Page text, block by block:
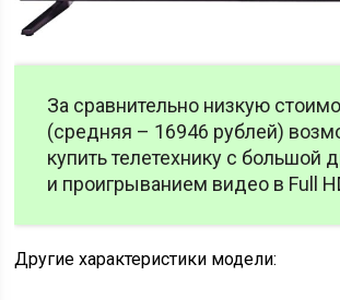
За сравнительно низкую
(средняя – 16946 рублей)
купить телетехнику с большой
и проигрыванием видео в Full
Другие характеристики модели: